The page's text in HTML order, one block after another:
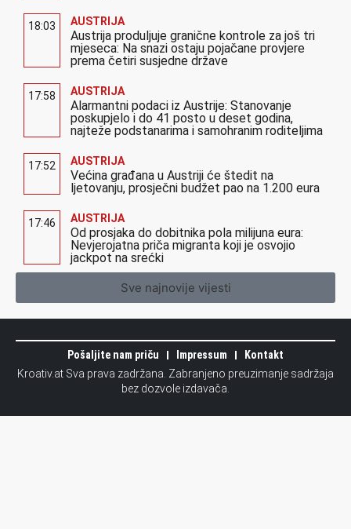
18:03 AUSTRIJA
Austrija produljuje granične kontrole za još tri
mjeseca: Na snazi ostaju pojačane provjere
prema četiri susjedne države
17:58 AUSTRIJA
Alarmantni podaci iz Austrije: Stanovanje
poskupjelo i do 41 posto u deset godina,
najteže podstanarima i samohranim roditeljima
17:52 AUSTRIJA
Većina građana u Austriji će štedit na
ljetovanju, prosječni budžet pao na 1.200 eura
17:46 AUSTRIJA
Od prosjaka do dobitnika pola milijuna eura:
Nevjerojatna priča migranta koji je osvojio
jackpot na srećki
Sve najnovije vijesti
Pošaljite nam priču Impressum
Kontakt
Kroativ.at Sva prava zadržana. Zabranjeno preuzimanje sadržaja
bez dozvole izdavača.